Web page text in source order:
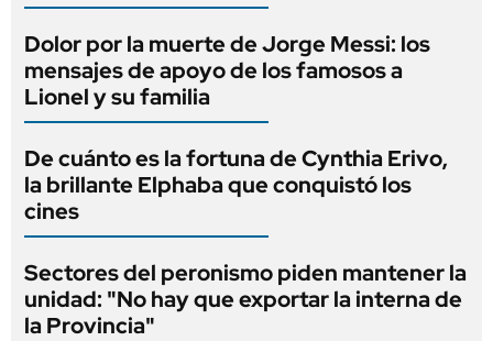
Dolor por la muerte de Jorge Messi: los
mensajes de apoyo de los famosos a
Lionel y su familia
De cuánto es la fortuna de Cynthia Erivo,
la brillante Elphaba que conquistó los
cines
Sectores del peronismo piden mantener la
unidad: "No hay que exportar la interna de
la Provincia"